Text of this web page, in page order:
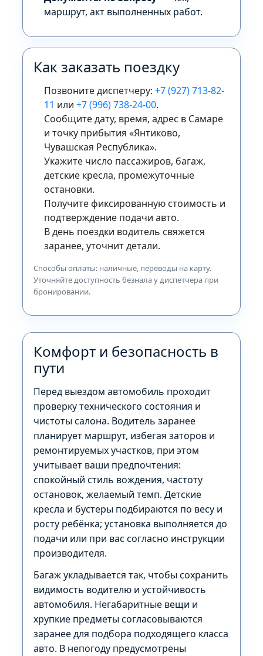
маршрут, акт выполненных работ.
Как заказать поездку
Позвоните диспетчеру: +7 (927) 713-82-
11 или +7 (996) 738-24-00.
Сообщите дату, время, адрес в Самаре
и точку прибытия «Янтиково,
Чувашская Республика».
Укажите число пассажиров, багаж,
детские кресла, промежуточные
остановки.
Получите фиксированную стоимость и
подтверждение подачи авто.
В день поездки водитель свяжется
заранее, уточнит детали.
Способы оплаты: наличные, переводы на карту.
Уточняйте доступность безнала у диспетчера при
бронировании.
Комфорт и безопасность в
пути
Перед выездом автомобиль проходит
проверку технического состояния и
чистоты салона. Водитель заранее
планирует маршрут, избегая заторов и
ремонтируемых участков, при этом
учитывает ваши предпочтения:
спокойный стиль вождения, частоту
остановок, желаемый темп. Детские
кресла и бустеры подбираются по весу и
росту ребёнка; установка выполняется до
подачи или при вас согласно инструкции
производителя.
Багаж укладывается так, чтобы сохранить
видимость водителю и устойчивость
автомобиля. Негабаритные вещи и
хрупкие предметы согласовываются
заранее для подбора подходящего класса
авто. В непогоду предусмотрены